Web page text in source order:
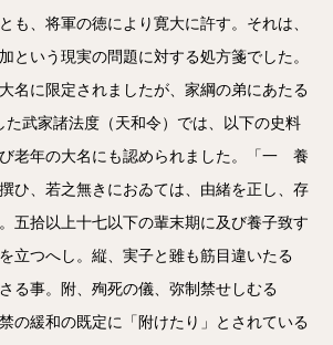
も、将軍の徳により寛大に許す。それは、
という現実の問題に対する処方箋でした。
名に限定されましたが、家綱の弟にあたる
た武家諸法度（天和令）では、以下の史料
老年の大名にも認められました。「一 養
ひ、若之無きにおゐては、由緒を正し、存
五拾以上十七以下の輩末期に及び養子致す
立つへし。縦、実子と雖も筋目違いたる
る事。附、殉死の儀、弥制禁せしむる
の緩和の既定に「附けたり」とされている